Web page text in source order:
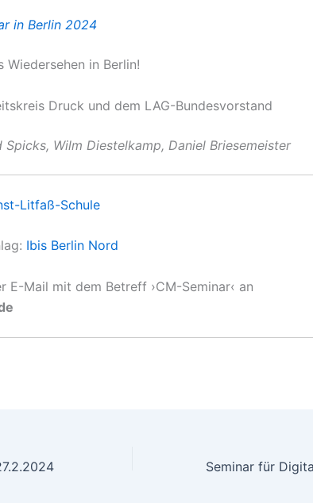
in Berlin 2024
Wiedersehen in Berlin!
Druck und dem LAG-Bundesvorstand
Spicks, Wilm Diestelkamp, Daniel Briesemeister
Litfaß-Schule
Ibis Berlin Nord
E-Mail mit dem Betreff ›CM-Seminar‹ an